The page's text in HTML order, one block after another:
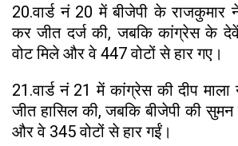
20.वार्ड नं 20 में बीजेपी के राजकुमार
कर जीत दर्ज की, जबकि कांग्रेस के
वोट मिले और वे 447 वोटों से हार गए।
21.वार्ड नं 21 में कांग्रेस की दीप
जीत हासिल की, जबकि बीजेपी की
और वे 345 वोटों से हार गईं।